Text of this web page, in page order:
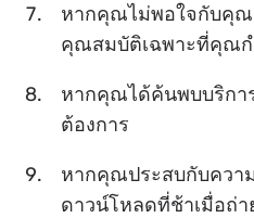
หากคุณไม่พอใจกับคุ
คุณสมบัติเฉพาะที่คุณก
หากคุณได้ค้นพบบริกา
ต้องการ
หากคุณประสบกับควา
ดาวน์โหลดที่ช้าเมื่อถ่